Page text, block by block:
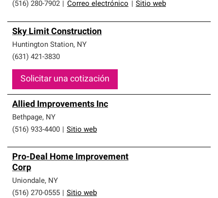
(516) 280-7902
Correo electrónico Sitio web
Sky Limit Construction
Huntington Station, NY
(631) 421-3830
Solicitar una cotización
Allied Improvements Inc
Bethpage, NY
(516) 933-4400
Sitio web
Pro-Deal Home Improvement
Corp
Uniondale, NY
(516) 270-0555
Sitio web